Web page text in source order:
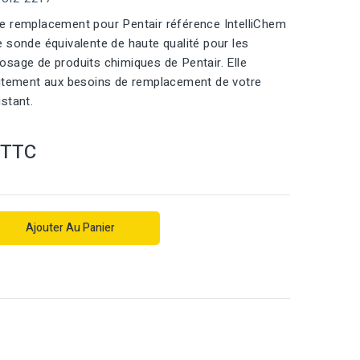
remplacement pour Pentair référence IntelliChem
sonde équivalente de haute qualité pour les
de produits chimiques de Pentair. Elle
aux besoins de remplacement de votre
TTC
Ajouter Au Panier